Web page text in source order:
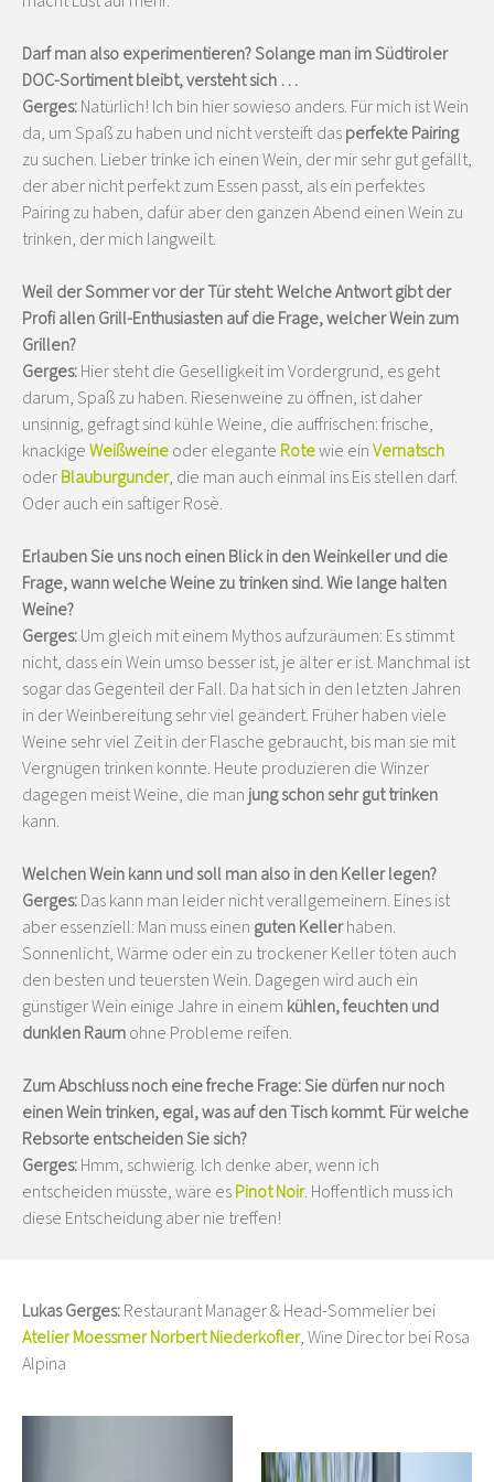
Darf man also experimentieren? Solange man im Südtiroler
DOC-Sortiment bleibt, versteht sich …
Gerges:Natürlich! Ich bin hier sowieso anders. Für mich ist Wein
da, um Spaß zu haben und nicht versteift dasperfekte Pairing
zu suchen. Lieber trinke ich einen Wein, der mir sehr gut gefällt,
der aber nicht perfekt zum Essen passt, als ein perfektes
Pairing zu haben, dafür aber den ganzen Abend einen Wein zu
trinken, der mich langweilt.
Weil der Sommer vor der Tür steht: Welche Antwort gibt der
Profi allen Grill-Enthusiasten auf die Frage, welcher Wein zum
Grillen?
Gerges:Hier steht die Geselligkeit im Vordergrund, es geht
darum, Spaß zu haben. Riesenweine zu öffnen, ist daher
unsinnig, gefragt sind kühle Weine, die auffrischen: frische,
knackigeWeißweineoder elegante Rotewie einVernatsch
oderBlauburgunder, die man auch einmal ins Eis stellen darf.
Oder auch ein saftiger Rosè.
Erlauben Sie uns noch einen Blick in den Weinkeller und die
Frage, wann welche Weine zu trinken sind. Wie lange halten
Weine?
Gerges:Um gleich mit einem Mythos aufzuräumen: Es stimmt
nicht, dass ein Wein umso besser ist, je älter er ist. Manchmal ist
sogar das Gegenteil der Fall. Da hat sich in den letzten Jahren
in der Weinbereitung sehr viel geändert. Früher haben viele
Weine sehr viel Zeit in der Flasche gebraucht, bis man sie mit
Vergnügen trinken konnte. Heute produzieren die Winzer
dagegen meist Weine, die man jung schon sehr gut trinken
kann.
Welchen Wein kann und soll man also in den Keller legen?
Gerges:Das kann man leider nicht verallgemeinern. Eines ist
aber essenziell: Man muss einen guten Kellerhaben.
Sonnenlicht, Wärme oder ein zu trockener Keller töten auch
den besten und teuersten Wein. Dagegen wird auch ein
günstiger Wein einige Jahre in einem kühlen, feuchten und
dunklen Raumohne Probleme reifen.
Zum Abschluss noch eine freche Frage: Sie dürfen nur noch
einen Wein trinken, egal, was auf den Tisch kommt. Für welche
Rebsorte entscheiden Sie sich?
Gerges:Hmm, schwierig. Ich denke aber, wenn ich
entscheiden müsste, wäre esPinot Noir. Hoffentlich muss ich
diese Entscheidung aber nie treffen!
Lukas Gerges:Restaurant Manager & Head-Sommelier bei
Atelier Moessmer Norbert Niederkofler, Wine Director bei Rosa
Alpina